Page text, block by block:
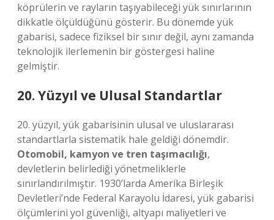
köprülerin ve rayların taşıyabileceği yük sınırlarının
dikkatle ölçüldüğünü gösterir. Bu dönemde yük
gabarisi, sadece fiziksel bir sınır değil, aynı zamanda
teknolojik ilerlemenin bir göstergesi haline
gelmiştir.
20. Yüzyıl ve Ulusal Standartlar
20. yüzyıl, yük gabarisinin ulusal ve uluslararası
standartlarla sistematik hale geldiği dönemdir.
Otomobil, kamyon ve tren taşımacılığı,
devletlerin belirlediği yönetmeliklerle
sınırlandırılmıştır. 1930’larda Amerika Birleşik
Devletleri’nde Federal Karayolu İdaresi, yük gabarisi
ölçümlerini yol güvenliği, altyapı maliyetleri ve